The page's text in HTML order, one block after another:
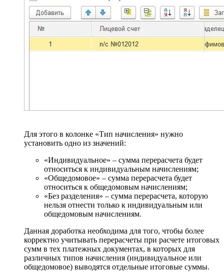
Для этого в колонке «Тип начисления» нужно
установить одно из значений:
«Индивидуальное» – сумма перерасчета будет
относиться к индивидуальным начислениям;
«Общедомовое» – сумма перерасчета будет
относиться к общедомовым начислениям;
«Без разделения» – сумма перерасчета, которую
нельзя отнести только к индивидуальным или
общедомовым начислениям.
Данная доработка необходима для того, чтобы более
корректно учитывать перерасчеты при расчете итоговых
сумм в тех платежных документах, в которых для
различных типов начисления (индивидуальное или
общедомовое) выводятся отдельные итоговые суммы.